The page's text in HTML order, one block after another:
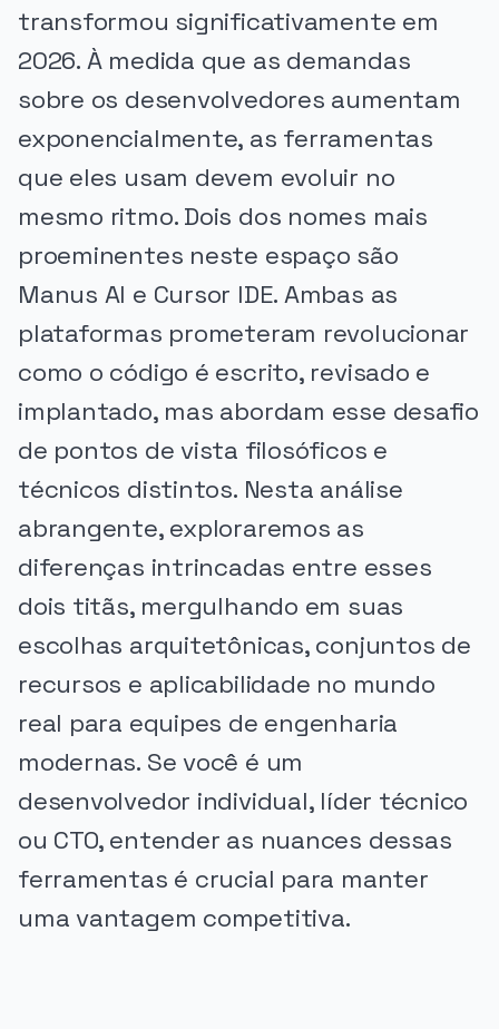
transformou significativamente em
2026. À medida que as demandas
sobre os desenvolvedores aumentam
exponencialmente, as ferramentas
que eles usam devem evoluir no
mesmo ritmo. Dois dos nomes mais
proeminentes neste espaço são
Manus AI e Cursor IDE. Ambas as
plataformas prometeram revolucionar
como o código é escrito, revisado e
implantado, mas abordam esse desafio
de pontos de vista filosóficos e
técnicos distintos. Nesta análise
abrangente, exploraremos as
diferenças intrincadas entre esses
dois titãs, mergulhando em suas
escolhas arquitetônicas, conjuntos de
recursos e aplicabilidade no mundo
real para equipes de engenharia
modernas. Se você é um
desenvolvedor individual, líder técnico
ou CTO, entender as nuances dessas
ferramentas é crucial para manter
uma vantagem competitiva.